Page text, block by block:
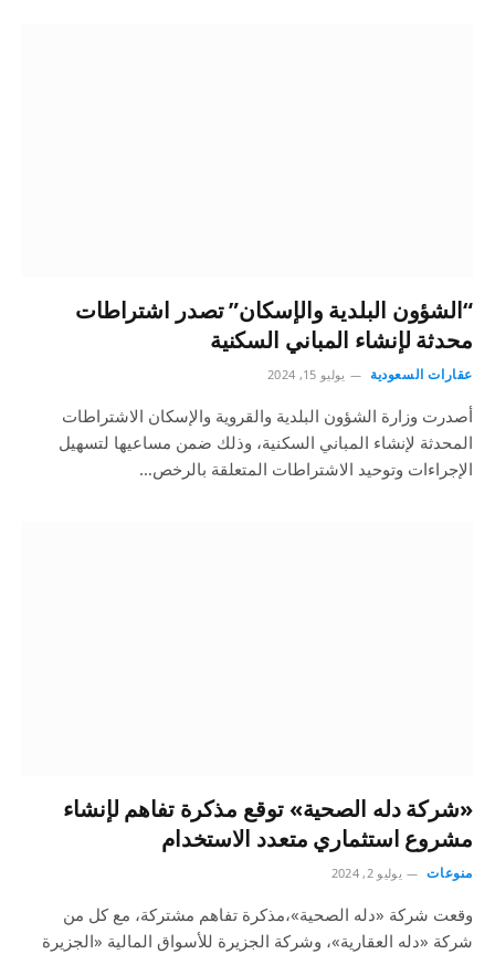
“الشؤون البلدية والإسكان” تصدر اشتراطات
محدثة لإنشاء المباني السكنية
عقارات السعودية يوليو 15, 2024
أصدرت وزارة الشؤون البلدية والقروية والإسكان الاشتراطات
المحدثة لإنشاء المباني السكنية، وذلك ضمن مساعيها لتسهيل
الإجراءات وتوحيد الاشتراطات المتعلقة بالرخص…
«شركة دله الصحية» توقع مذكرة تفاهم لإنشاء
مشروع استثماري متعدد الاستخدام
منوعات يوليو 2, 2024
وقعت شركة «دله الصحية»،مذكرة تفاهم مشتركة، مع كل من
شركة «دله العقارية»، وشركة الجزيرة للأسواق المالية «الجزيرة